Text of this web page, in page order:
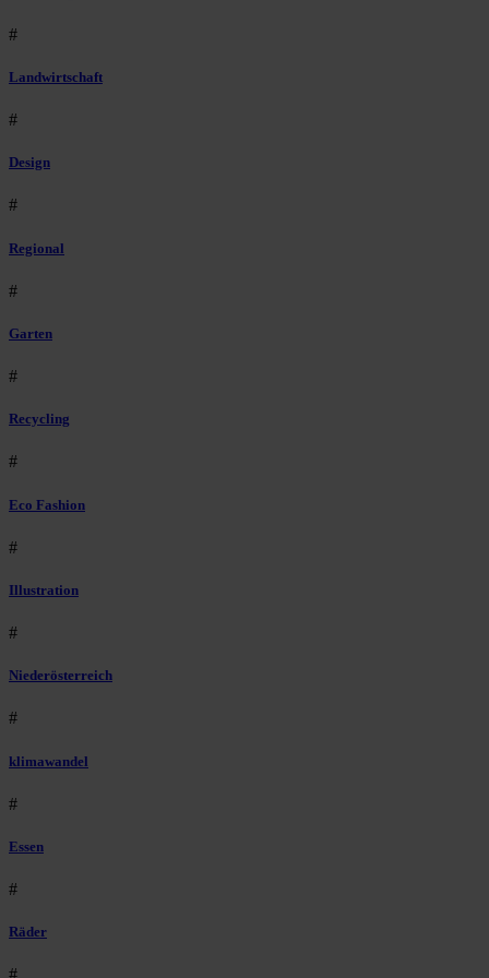
#
Landwirtschaft
#
Design
#
Regional
#
Garten
#
Recycling
#
Eco Fashion
#
Illustration
#
Niederösterreich
#
klimawandel
#
Essen
#
Räder